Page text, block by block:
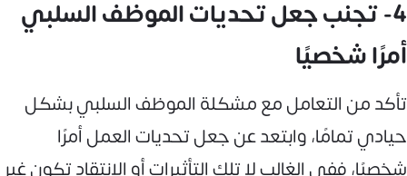
4- تجنب جعل تحديات الموظف السلبي
أمرًا شخصيًا
تأكد من التعامل مع مشكلة الموظف السلبي بشكل
حيادي تمامًا، وابتعد عن جعل تحديات العمل أمرًا
شخصيًا، ففي الغالب لا تلك التأثيرات أو الانتقاد تكون غير